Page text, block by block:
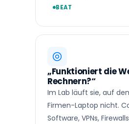
BEAT
„Funktioniert die
Rechnern?“
Im Lab läuft sie, auf
Firmen-Laptop nicht.
Software, VPNs,